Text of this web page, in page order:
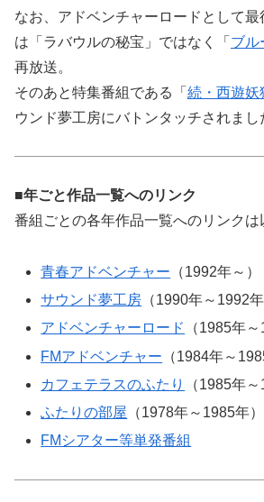
なお、アドベンチャーロードとして
は「ラバウルの秘宝」ではなく「 ブル
再放送。
そのあと特集番組である「 続・西遊妖
ウンド夢工房にバトンタッチされまし
■年ごと作品一覧へのリンク
番組ごとの各年作品一覧へのリンクは
青春アドベンチャー （1992年～）
サウンド夢工房 （1990年～1992年
アドベンチャーロード
（1985年～
FMアドベンチャー （1984年～
カフェテラスのふたり
（1985年～
ふたりの部屋 （1978年～1985年）
FMシアター等単発番組